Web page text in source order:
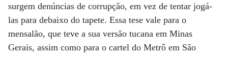
surgem denúncias de corrupção, em vez de tentar jogá-
las para debaixo do tapete. Essa tese vale para o
mensalão, que teve a sua versão tucana em Minas
Gerais, assim como para o cartel do Metrô em São